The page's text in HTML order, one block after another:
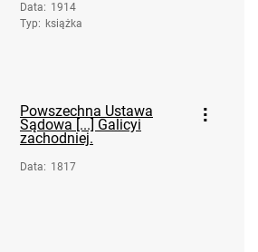
40)
Data: 1914
Typ: książka
Powszechna Ustawa
Sądowa [...] Galicyi
zachodniej.
Data: 1817